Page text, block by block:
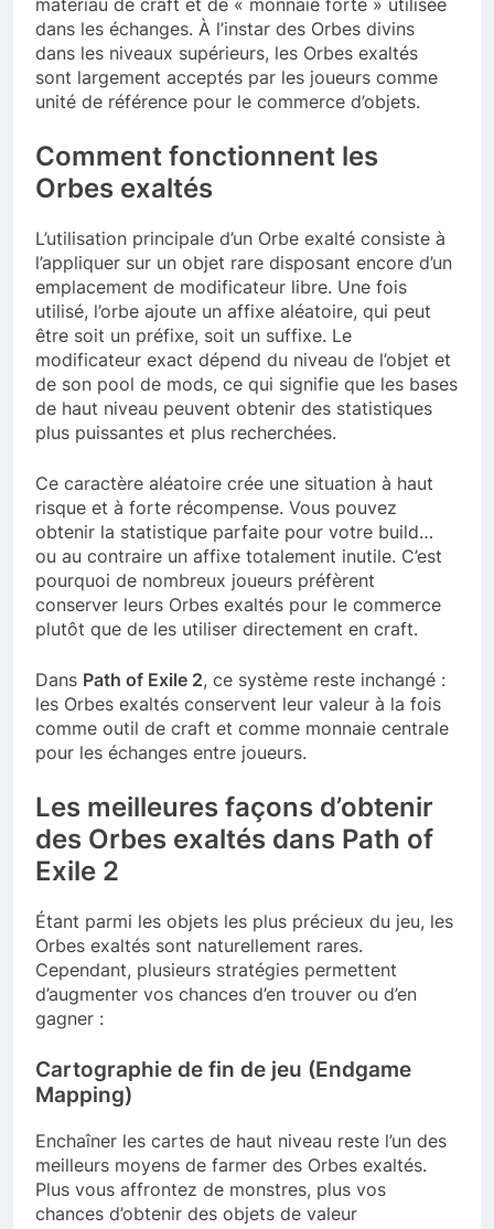
matériau de craft et de « monnaie forte » utilisée
dans les échanges. À l’instar des Orbes divins
dans les niveaux supérieurs, les Orbes exaltés
sont largement acceptés par les joueurs comme
unité de référence pour le commerce d’objets.
Comment fonctionnent les
Orbes exaltés
L’utilisation principale d’un Orbe exalté consiste à
l’appliquer sur un objet rare disposant encore d’un
emplacement de modificateur libre. Une fois
utilisé, l’orbe ajoute un affixe aléatoire, qui peut
être soit un préfixe, soit un suffixe. Le
modificateur exact dépend du niveau de l’objet et
de son pool de mods, ce qui signifie que les bases
de haut niveau peuvent obtenir des statistiques
plus puissantes et plus recherchées.
Ce caractère aléatoire crée une situation à haut
risque et à forte récompense. Vous pouvez
obtenir la statistique parfaite pour votre build…
ou au contraire un affixe totalement inutile. C’est
pourquoi de nombreux joueurs préfèrent
conserver leurs Orbes exaltés pour le commerce
plutôt que de les utiliser directement en craft.
Dans Path of Exile 2, ce système reste inchangé :
les Orbes exaltés conservent leur valeur à la fois
comme outil de craft et comme monnaie centrale
pour les échanges entre joueurs.
Les meilleures façons d’obtenir
des Orbes exaltés dans Path of
Exile 2
Étant parmi les objets les plus précieux du jeu, les
Orbes exaltés sont naturellement rares.
Cependant, plusieurs stratégies permettent
d’augmenter vos chances d’en trouver ou d’en
gagner :
Cartographie de fin de jeu (Endgame
Mapping)
Enchaîner les cartes de haut niveau reste l’un des
meilleurs moyens de farmer des Orbes exaltés.
Plus vous affrontez de monstres, plus vos
chances d’obtenir des objets de valeur